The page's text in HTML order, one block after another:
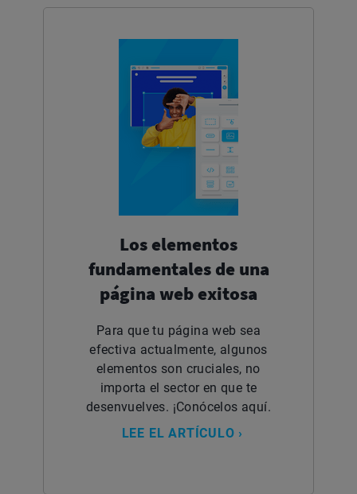
Los elementos
fundamentales de una
página web exitosa
Para que tu página web sea
efectiva actualmente, algunos
elementos son cruciales, no
importa el sector en que te
desenvuelves. ¡Conócelos aquí.
LEE EL ARTÍCULO ›